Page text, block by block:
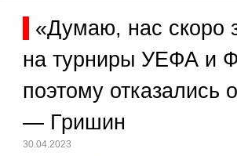
«Думаю, нас скоро
на турниры УЕФА и
поэтому отказались
— Гришин
30.04.2023